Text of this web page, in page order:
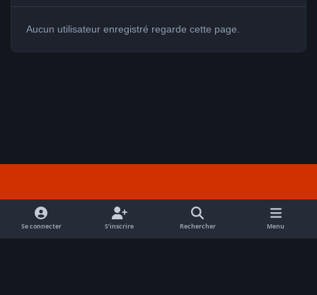
Aucun utilisateur enregistré regarde cette page.
f
a
c
Se connecter S’inscrire Rechercher Menu